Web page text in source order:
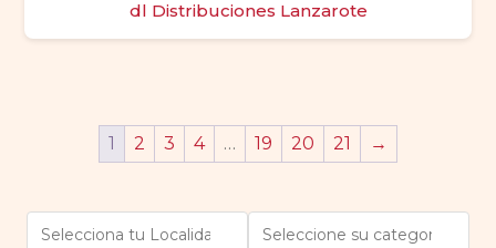
dl Distribuciones Lanzarote
1 2 3 4 … 19 20 21 →